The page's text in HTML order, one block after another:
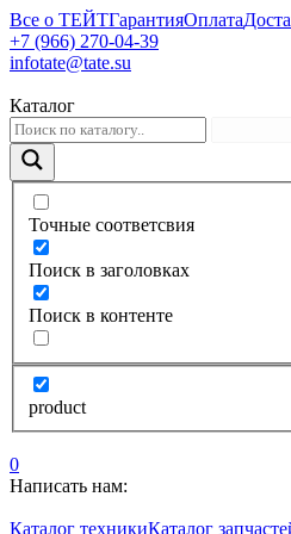
Все о ТЕЙТГарантияОплата
+7 (966) 270-04-39
infotate@tate.su
Каталог
Точные соответсвия
Поиск в заголовках
Поиск в контенте
product
0
Написать нам:
Каталог техникиКаталог